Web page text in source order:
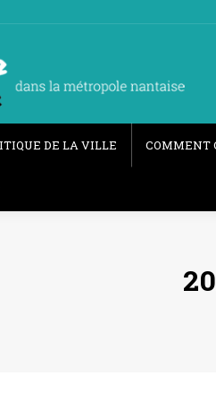
DE LA VILLE COMMENT